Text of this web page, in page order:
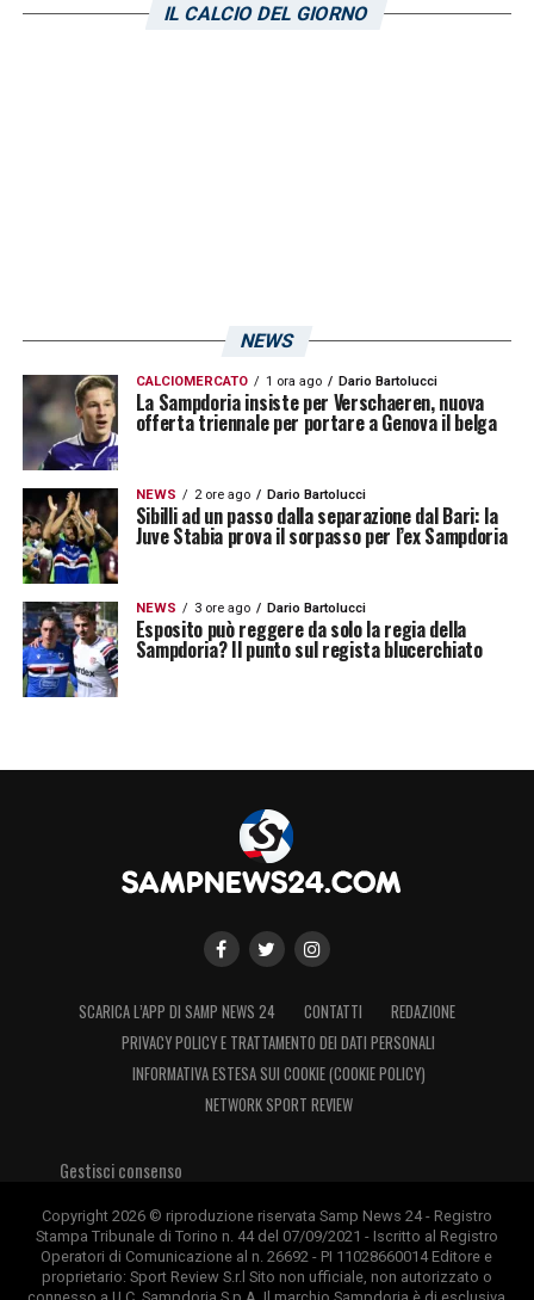
IL CALCIO DEL GIORNO
NEWS
CALCIOMERCATO 1 ora ago Dario Bartolucci
La Sampdoria insiste per Verschaeren, nuova
offerta triennale per portare a Genova il belga
NEWS 2 ore ago Dario Bartolucci
Sibilli ad un passo dalla separazione dal Bari: la
Juve Stabia prova il sorpasso per l’ex Sampdoria
NEWS 3 ore ago Dario Bartolucci
Esposito può reggere da solo la regia della
Sampdoria? Il punto sul regista blucerchiato
SCARICA L’APP DI SAMP NEWS 24 CONTATTI
REDAZIONE
PRIVACY POLICY E TRATTAMENTO DEI DATI PERSONALI
INFORMATIVA ESTESA SUI COOKIE (COOKIE POLICY)
NETWORK SPORT REVIEW
Gestisci consenso
Copyright 2026 © riproduzione riservata Samp News 24 - Registro
Stampa Tribunale di Torino n. 44 del 07/09/2021 - Iscritto al Registro
Operatori di Comunicazione al n. 26692 - PI 11028660014 Editore e
proprietario: Sport Review S.r.l Sito non ufficiale, non autorizzato o